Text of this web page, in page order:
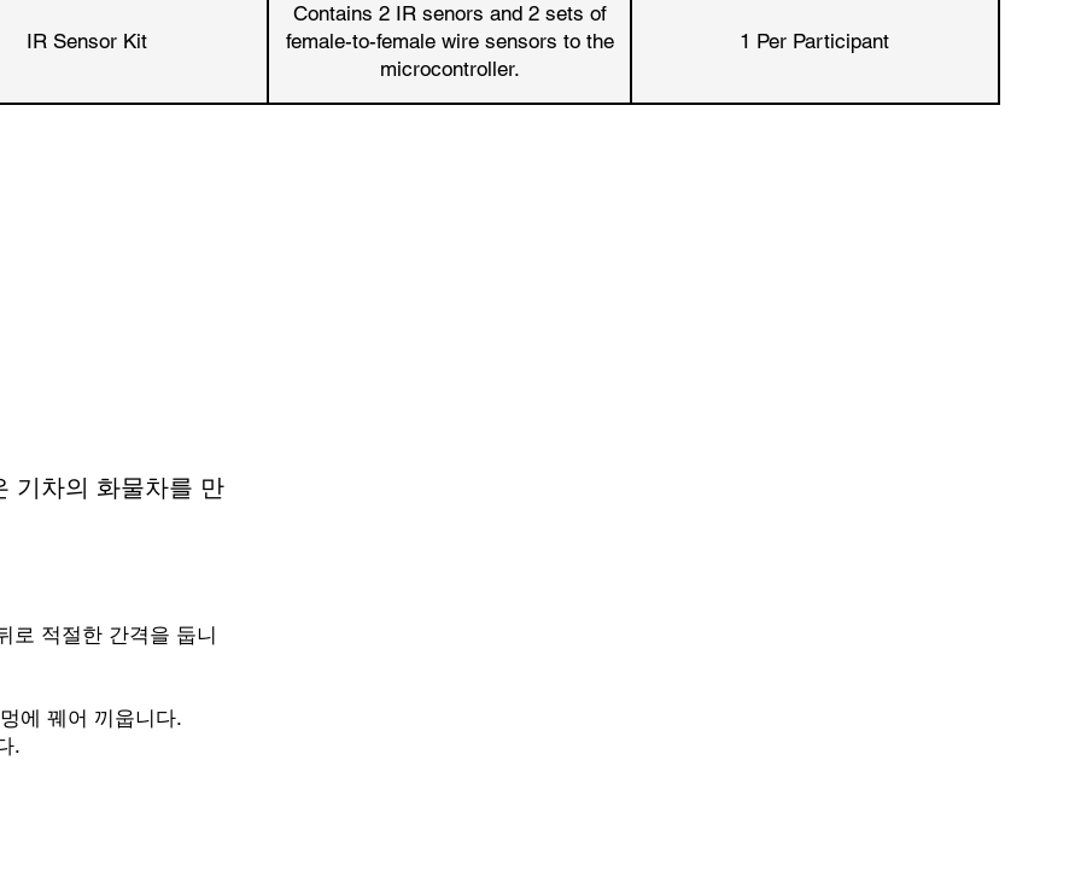
IR Sensor Kit
Contains 2 IR senors and 2 sets of
female-to-female wire sensors to the
microcontroller.
1 Per Participant
기차의 화물차를 만
로 적절한 간격을 둡니
에 꿰어 끼웁니다.
.